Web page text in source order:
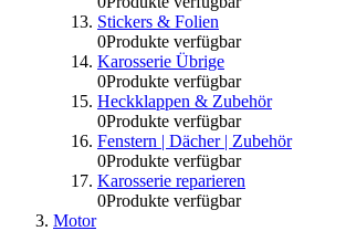
Stickers & Folien
0Produkte verfügbar
Karosserie Übrige
0Produkte verfügbar
Heckklappen & Zubehör
0Produkte verfügbar
Fenstern | Dächer | Zubehör
0Produkte verfügbar
Karosserie reparieren
0Produkte verfügbar
Motor